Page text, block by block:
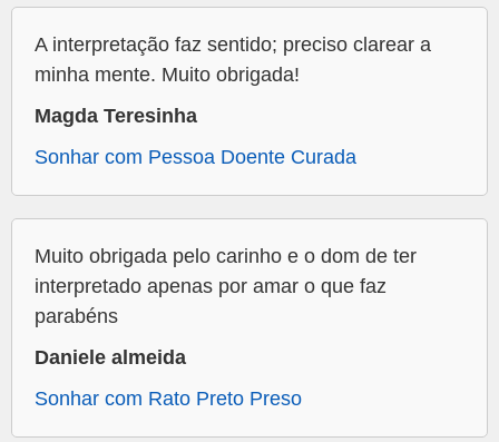
A interpretação faz sentido; preciso clarear a
minha mente. Muito obrigada!
Magda Teresinha
Sonhar com Pessoa Doente Curada
Muito obrigada pelo carinho e o dom de ter
interpretado apenas por amar o que faz
parabéns
Daniele almeida
Sonhar com Rato Preto Preso